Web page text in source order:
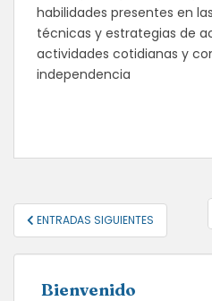
habilidades presentes en
técnicas y estrategias de
actividades cotidianas y
independencia
NAVEGACIÓN
DE
ENTRADAS
ENTRADAS SIGUIENTES
Bienvenido